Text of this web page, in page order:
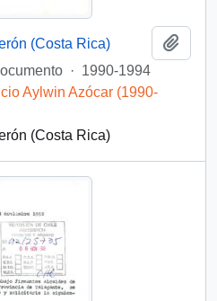
(Costa Rica)
· 1990-1994
Aylwin Azócar (1990-
(Costa Rica)